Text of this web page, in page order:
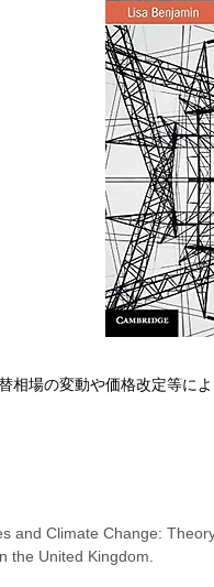
and Climate Change:
the United Kingdom.
相場の変動や価格改定等に